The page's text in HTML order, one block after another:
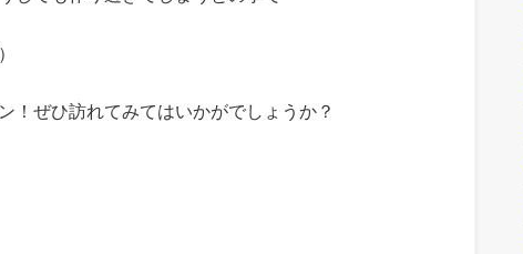
！ぜひ訪れてみてはいかがでしょうか？